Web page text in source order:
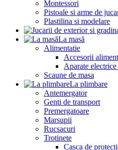
Montessori
Pistoale si arme de
Plastilina si modelare
La masă
Alimentatie
Accesorii
Aparate
Scaune de masa
La plimbare
Antemergator
Genti de transport
Premergatoare
Marsupii
Rucsacuri
Trotinete
Casca de